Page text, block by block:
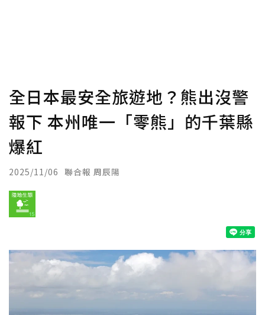
全日本最安全旅遊地？熊出沒警
報下 本州唯一「零熊」的千葉縣
爆紅
2025/11/06 聯合報 周辰陽